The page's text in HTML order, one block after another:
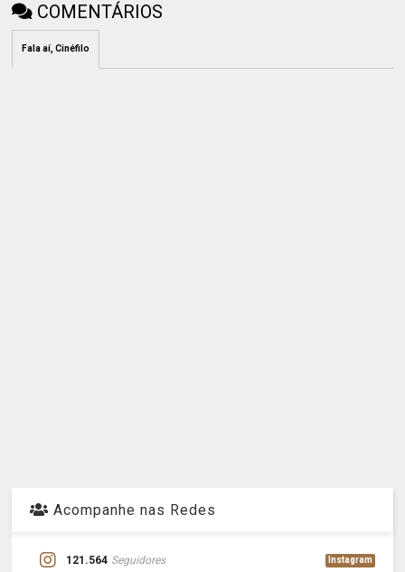
COMENTÁRIOS
Fala aí, Cinéfilo
Acompanhe nas Redes
121.564 Seguidores Instagram